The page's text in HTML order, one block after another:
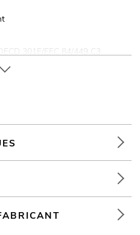
301E/EEC 84/449 C3
de transport, pas de
tels que: Mariage/Gala/
aménagée pour les fêtes;